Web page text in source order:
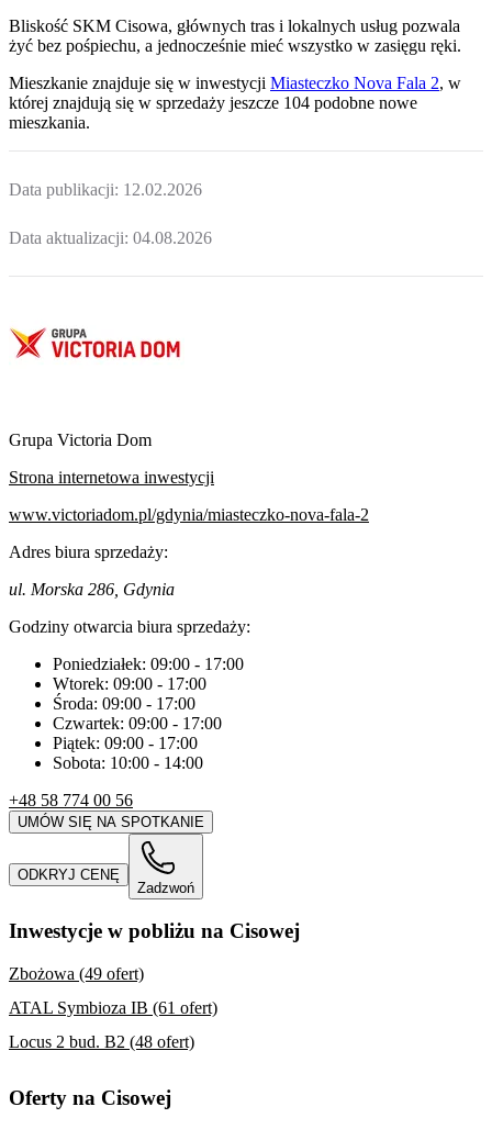
Bliskość SKM Cisowa, głównych tras i lokalnych usług pozwala
żyć bez pośpiechu, a jednocześnie mieć wszystko w zasięgu ręki.
Mieszkanie znajduje się w inwestycji Miasteczko Nova Fala 2, w
której znajdują się w sprzedaży jeszcze 104 podobne nowe
mieszkania.
Data publikacji: 12.02.2026
Data aktualizacji: 04.08.2026
Grupa Victoria Dom
Strona internetowa inwestycji
www.victoriadom.pl/gdynia/miasteczko-nova-fala-2
Adres biura sprzedaży:
ul. Morska 286, Gdynia
Godziny otwarcia biura sprzedaży:
Poniedziałek: 09:00 - 17:00
Wtorek: 09:00 - 17:00
Środa: 09:00 - 17:00
Czwartek: 09:00 - 17:00
Piątek: 09:00 - 17:00
Sobota: 10:00 - 14:00
+48 58 774 00 56
UMÓW SIĘ NA SPOTKANIE
ODKRYJ CENĘ
Zadzwoń
Inwestycje w pobliżu na Cisowej
Zbożowa (49 ofert)
ATAL Symbioza IB (61 ofert)
Locus 2 bud. B2 (48 ofert)
Oferty na Cisowej